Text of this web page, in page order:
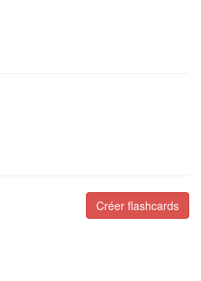
Créer flashcards